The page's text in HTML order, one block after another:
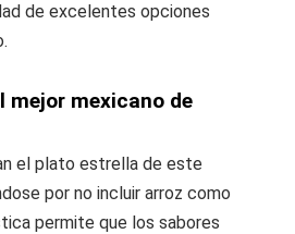
de excelentes opciones
mejor mexicano de
el plato estrella de este
por no incluir arroz como
permite que los sabores